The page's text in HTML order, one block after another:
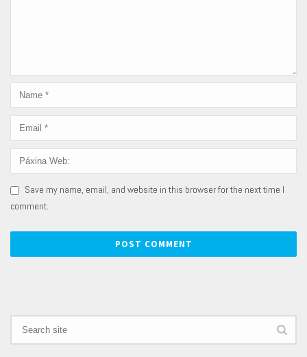
Save my name, email, and website in this browser for the next time I
comment.